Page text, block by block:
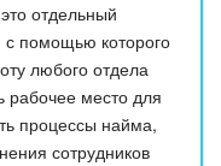
отдельный
с помощью которого
любого отдела
рабочее место для
процессы найма,
сотрудников